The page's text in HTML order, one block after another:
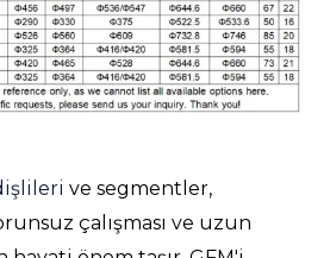
ve segmentler,
çalışması ve uzun